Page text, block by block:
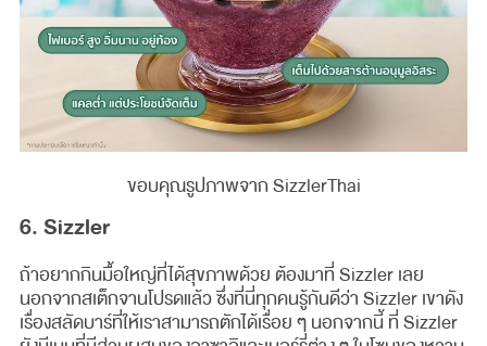
ขอบคุณรูปภาพจาก SizzlerThai
6. Sizzler
ถ้าอยากกินมื้อใหญ่ที่ได้สุขภาพด้วย ต้องมาที่ Sizzler เลย
นอกจากสเต็กจานโปรดแล้ว ซึ่งที่นี่ทุกคนรู้กันดีว่า Sizzler เขาดัง
เรื่องสลัดบาร์ที่ให้เราสามารถตักได้เรื่อย ๆ นอกจากนี้ ที่ Sizzler